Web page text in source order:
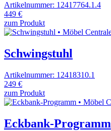
Artikelnummer: 12417764.1.4
449 €
zum Produkt
Schwingstuhl
Artikelnummer: 12418310.1
249 €
zum Produkt
Eckbank-Programm